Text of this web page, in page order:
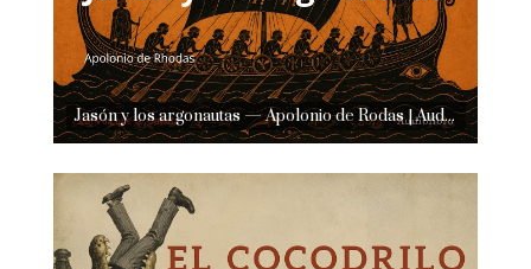
Jasón y los argonautas — Apolonio de Rodas | Audiolibro completo en español | Voz humana real